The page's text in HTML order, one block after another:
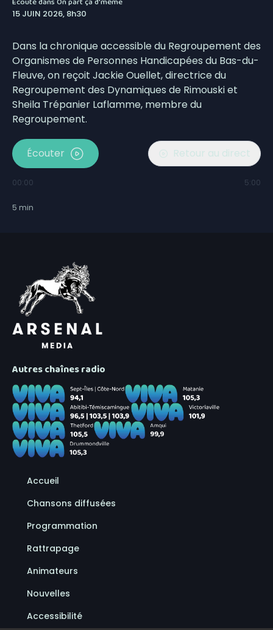
15 JUIN 2026, 8h30
Dans la chronique accessible du Regroupement des
Organismes de Personnes Handicapées du Bas-du-
Fleuve, on reçoit Jackie Ouellet, directrice du
Regroupement des Dynamiques de Rimouski et
Sheila Trépanier Laflamme, membre du
Regroupement.
Écouter Retour au direct
00:00 5:00
5 min
Autres chaînes radio
Accueil
Chansons diffusées
Programmation
Rattrapage
Animateurs
Nouvelles
Accessibilité